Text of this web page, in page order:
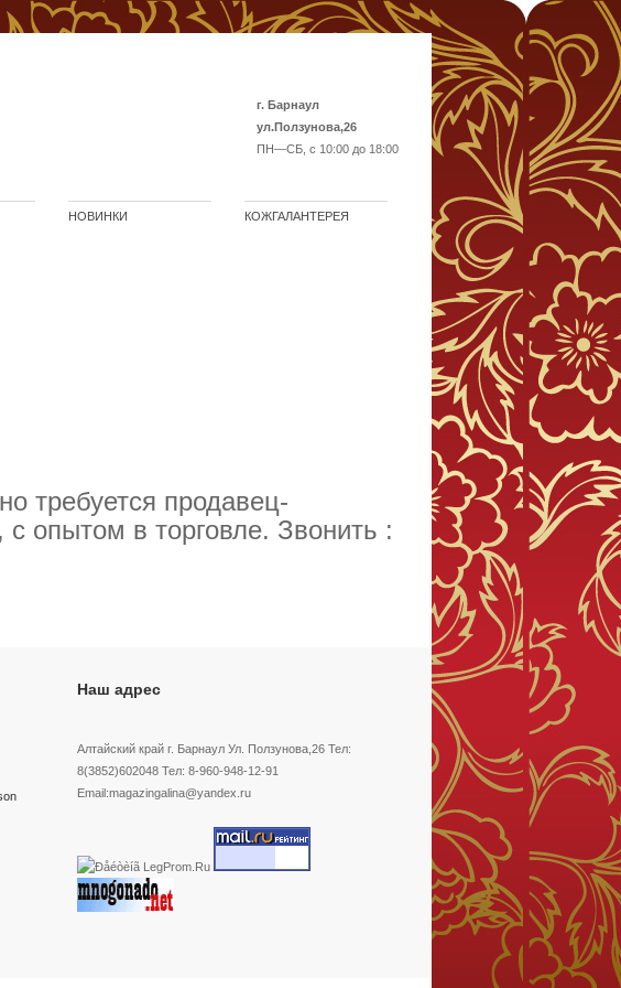
г. Барнаул
ул.Ползунова,26
ПН—СБ, с 10:00 до 18:00
НОВИНКИ КОЖГАЛАНТЕРЕЯ
требуется продавец-
опытом в торговле. Звонить :
Наш адрес
Алтайский край г. Барнаул Ул. Ползунова,26 Тел:
8(3852)602048 Тел: 8-960-948-12-91
Email:magazingalina@yandex.ru